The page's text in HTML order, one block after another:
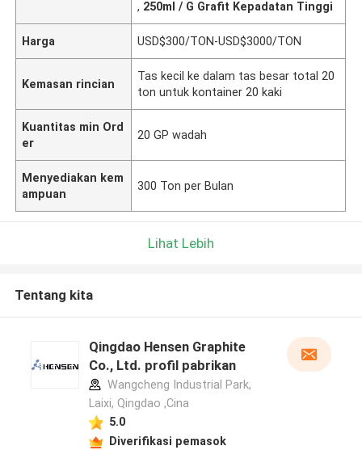
, 250ml / G Grafit Kepadatan Tinggi
Harga USD$300/TON-USD$3000/TON
Kemasan rincian
Tas kecil ke dalam tas besar total 20
ton untuk kontainer 20 kaki
Kuantitas min Ord
er
20 GP wadah
Menyediakan kem
ampuan
300 Ton per Bulan
Lihat Lebih
Tentang kita
Qingdao Hensen Graphite
Co., Ltd. profil pabrikan
Wangcheng Industrial Park,
Laixi, Qingdao ,Cina
5.0
Diverifikasi pemasok